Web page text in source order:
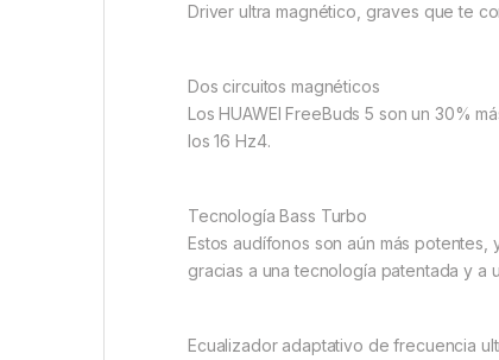
Driver ultra magnético, graves que te
Dos circuitos magnéticos
Los HUAWEI FreeBuds 5 son un 30%
los 16 Hz4.
Tecnología Bass Turbo
Estos audífonos son aún más
gracias a una tecnología patentada y a
Ecualizador adaptativo de frecuencia